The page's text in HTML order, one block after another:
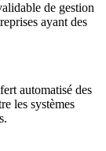
de gestion
ayant des
automatisé des
les systèmes